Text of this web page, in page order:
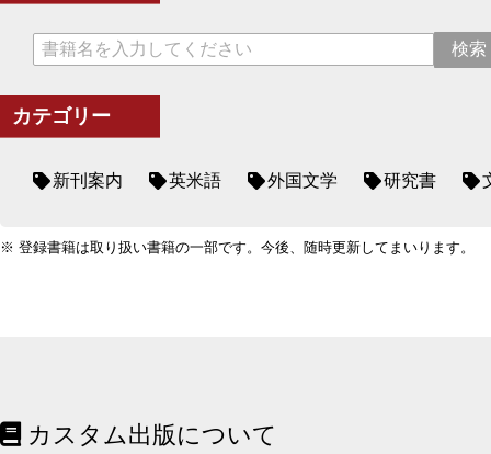
カテゴリー
新刊案内 英米語 外国文学 研究書
※ 登録書籍は取り扱い書籍の一部です。今後、随時更新してまいります。
カスタム出版について